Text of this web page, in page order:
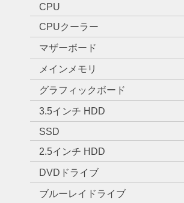
CPU
CPUクーラー
マザーボード
メインメモリ
グラフィックボード
3.5インチ HDD
SSD
2.5インチ HDD
DVDドライブ
ブルーレイドライブ